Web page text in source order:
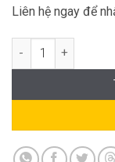
Liên hệ ngay để
Ghế Đào Tạo DF-